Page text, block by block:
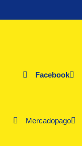
Facebook
Mercadopago